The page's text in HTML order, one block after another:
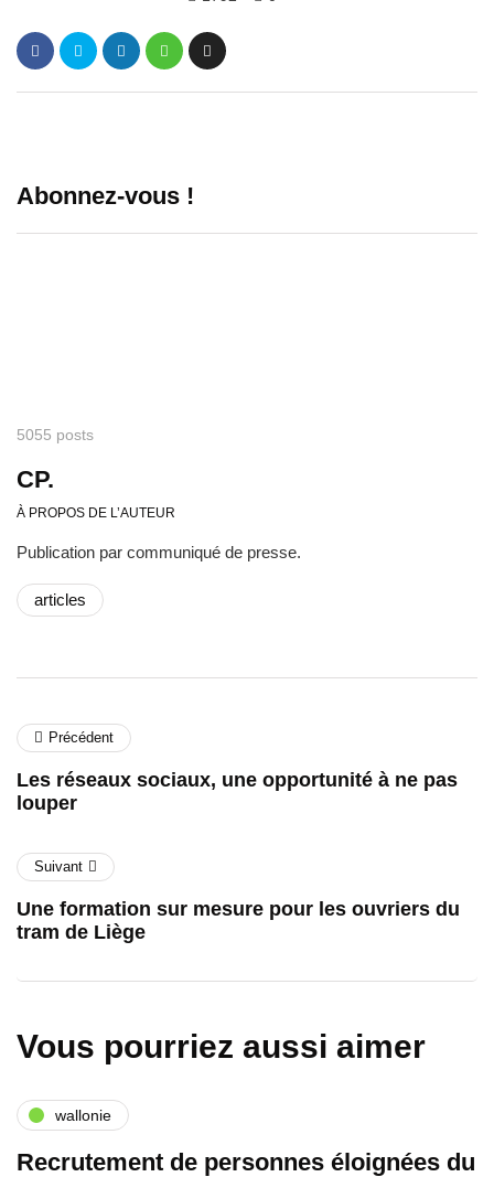
Abonnez-vous !
5055 posts
CP.
À PROPOS DE L’AUTEUR
Publication par communiqué de presse.
articles
Précédent
Les réseaux sociaux, une opportunité à ne pas
louper
Suivant
Une formation sur mesure pour les ouvriers du
tram de Liège
Vous pourriez aussi aimer
wallonie
Recrutement de personnes éloignées du